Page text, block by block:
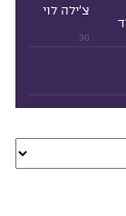
30
צ'ילה לוי